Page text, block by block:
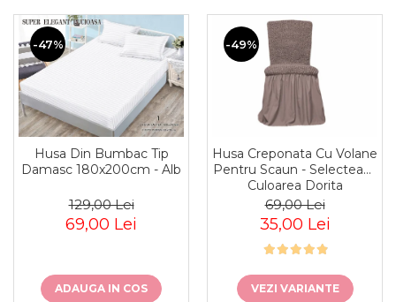
-47%
Husa Din Bumbac Tip
Damasc 180x200cm - Alb
129,00 Lei
69,00 Lei
ADAUGA IN COS
-49%
Husa Creponata Cu Volane
Pentru Scaun - Selecteaza
Culoarea Dorita
69,00 Lei
35,00 Lei
VEZI VARIANTE